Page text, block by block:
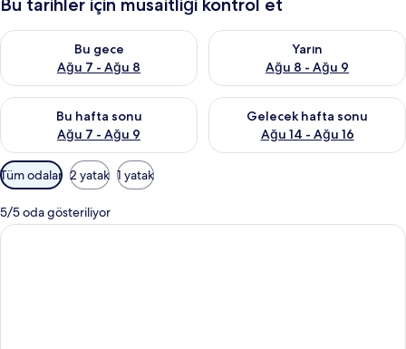
Bu tarihler için müsaitliği kontrol et
Bu gece
Ağu 7 - Ağu 8
Bu gece için müsaitliği kontrol et Ağu 7 - Ağu 8
Yarın
Ağu 8 - Ağu 9
Yarın için müsaitliği kontrol
Bu hafta sonu
Ağu 7 - Ağu 9
Bu hafta sonu için müsaitliği kontrol et Ağu 7 - Ağu 9
Gelecek hafta sonu
Ağu 14 - Ağu 16
Önümüzdeki hafta sonu için
Odalar
için
mevcut
filtreler
Tüm odalar 2 yatak 1 yatak
5/5 oda gösteriliyor